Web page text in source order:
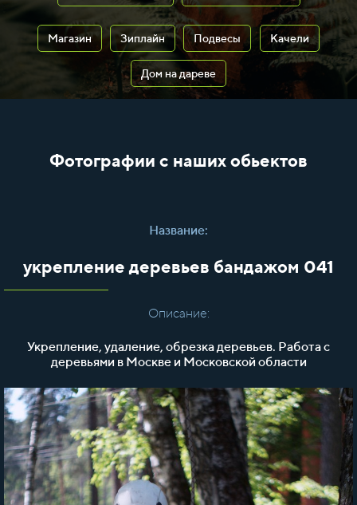
Магазин Зиплайн Подвесы Качели
Дом на дареве
Фотографии с наших обьектов
Название:
укрепление деревьев бандажом 041
Описание:
Укрепление, удаление, обрезка деревьев. Работа с
деревьями в Москве и Московской области